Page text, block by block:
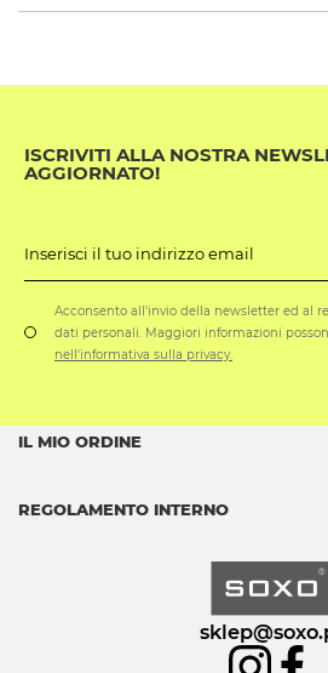
ISCRIVITI ALLA NOSTRA
AGGIORNATO!
Inserisci il tuo indirizzo email
Acconsento all'invio della newsletter ed al
dati personali. Maggiori informazioni
nell'informativa sulla privacy.
IL MIO ORDINE
REGOLAMENTO INTERNO